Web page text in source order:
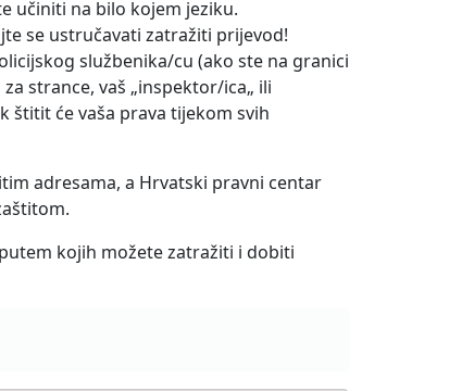
učiniti na bilo kojem jeziku.
se ustručavati zatražiti prijevod!
službenika/cu (ako ste na granici
strance, vaš „inspektor/ica„ ili
štitit će vaša prava tijekom svih
adresama, a Hrvatski pravni centar
kojih možete zatražiti i dobiti